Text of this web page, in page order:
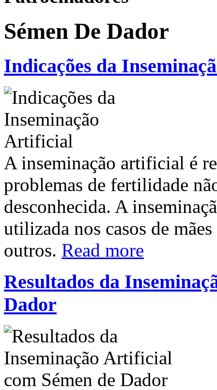
Sémen De Dador
Indicações da
A inseminação artificial é
problemas de fertilidade
desconhecida. A
utilizada nos casos de
outros. Read more
Resultados da
Dador